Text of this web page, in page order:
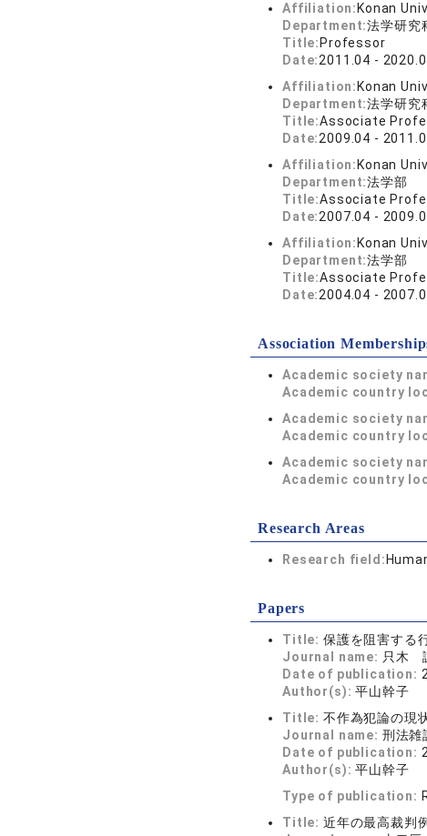
Affiliation: Konan
Department:法学研究
Title: Professor
Date:2011.04 -
Affiliation: Konan
Department:法学研究
Title:Associate
Date:2009.04 -
Affiliation: Konan
Department:法学部
Title:Associate
Date:2007.04 -
Affiliation: Konan
Department:法学部
Title:Associate
Date:2004.04 -
Association
Academic society
Academic country
Academic society
Academic country
Academic society
Academic country
Research Areas
Research field:
Papers
Title: 保護を阻害する
Journal name: 只木
Date of publication:
Author(s):平山幹子
Title: 不作為犯論の現
Journal name: 刑法
Date of publication:
Author(s):平山幹子
Type of publication:
Title: 近年の最高裁判